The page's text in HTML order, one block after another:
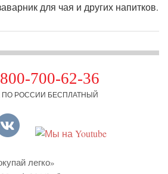
для чая и других напитков.
700-62-36
ПО РОССИИ БЕСПЛАТНЫЙ
легко»